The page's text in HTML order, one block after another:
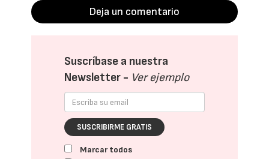
Deja un comentario
Suscríbase a nuestra
Newsletter - Ver ejemplo
SUSCRIBIRME GRATIS
Marcar todos